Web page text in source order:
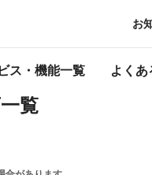
ス・機能一覧 よくあ
お
覧